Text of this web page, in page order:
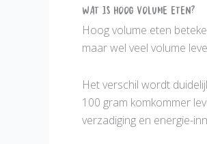
Wat is hoog volume eten?
Hoog volume eten
maar wel veel volume
Het verschil wordt
100 gram komkommer
verzadiging en energie-